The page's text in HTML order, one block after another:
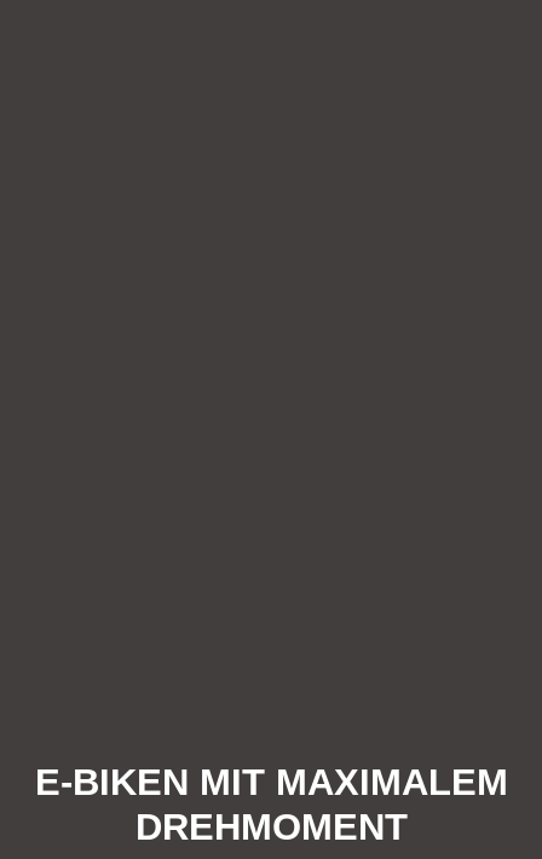
E-BIKEN MIT MAXIMALEM
DREHMOMENT